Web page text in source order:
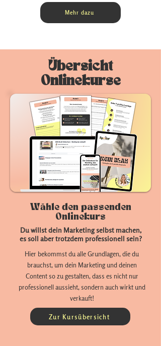
Mehr dazu
Übersicht
Onlinekurse
Wähle den passenden
Onlinekurs
Du willst dein Marketing selbst machen,
es soll aber trotzdem professionell sein?
Hier bekommst du alle Grundlagen, die du
brauchst, um dein Marketing und deinen
Content so zu gestalten, dass es nicht nur
professionell aussieht, sondern auch wirkt und
verkauft!
Zur Kursübersicht